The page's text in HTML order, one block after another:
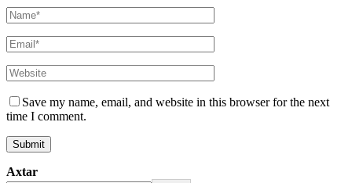
Save my name, email, and website in this browser for the next
time I comment.
Axtar